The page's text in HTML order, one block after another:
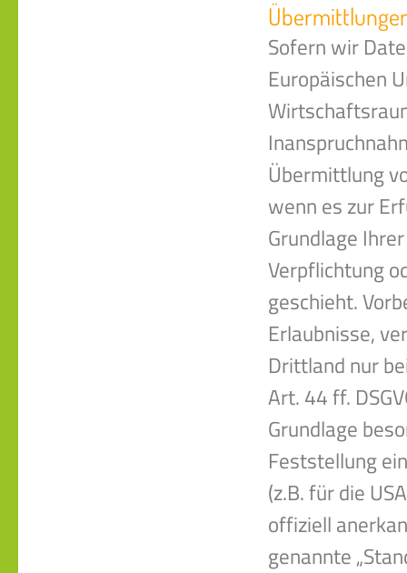
Sofern wir
Europäischen
Übermittlung
wenn es zur
Grundlage
Verpflichtung
geschieht.
Erlaubnisse,
Drittland nur
Art. 44 ff.
Grundlage
Feststellung
(z.B. für die
offiziell
genannte